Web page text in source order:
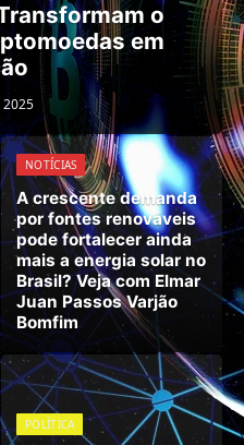
o
em
2025
NOTÍCIAS
A crescente demanda
por fontes renováveis
pode fortalecer ainda
mais a energia solar no
Brasil? Veja com Elmar
Juan Passos Varjão
Bomfim
POLÍTICA